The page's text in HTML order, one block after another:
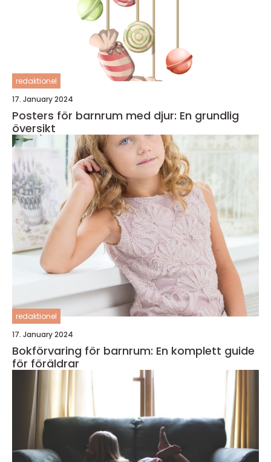
redaktionel
17. January 2024
Posters för barnrum med djur: En grundlig
översikt
redaktionel
17. January 2024
Bokförvaring för barnrum: En komplett guide
för föräldrar